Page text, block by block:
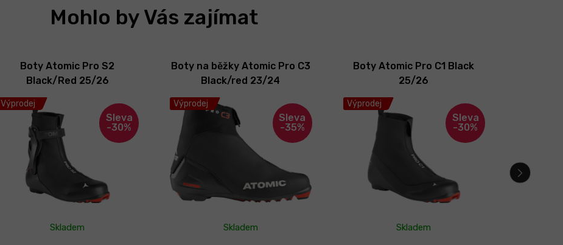
Mohlo by Vás zajímat
Výprodej
-30%
Boty Atomic Pro S2
Black/Red 25/26
Skladem
Výprodej
-35%
Boty na běžky Atomic Pro C3
Black/red 23/24
Skladem
Výprodej
-30%
Boty Atomic Pro C1 Black
25/26
Skladem